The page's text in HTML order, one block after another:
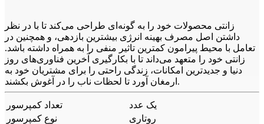
زانتی محصولات خود را به گونه‌ای طراحی می‌کند تا با در نظر
داشتن اصل مصرف بهینه انرژی بیشترین بازدهی، و همچنین در
تعامل با محیط پیرامون کمترین تاثیر منفی را به همراه داشته باشد.
زانتی خود را متعهد می‌داند تا با بکار‌گیری آخرین فناوری‌های روز
دنیا و جدیدترین امکانات، زندگی‌ راحتی را برای مشتریان خود به
ارمغان آورد تا لحظات ناب را در آغوش بکشند.
تعداد کمپرسور
یک عدد
نوع کمپرسور
روتاری